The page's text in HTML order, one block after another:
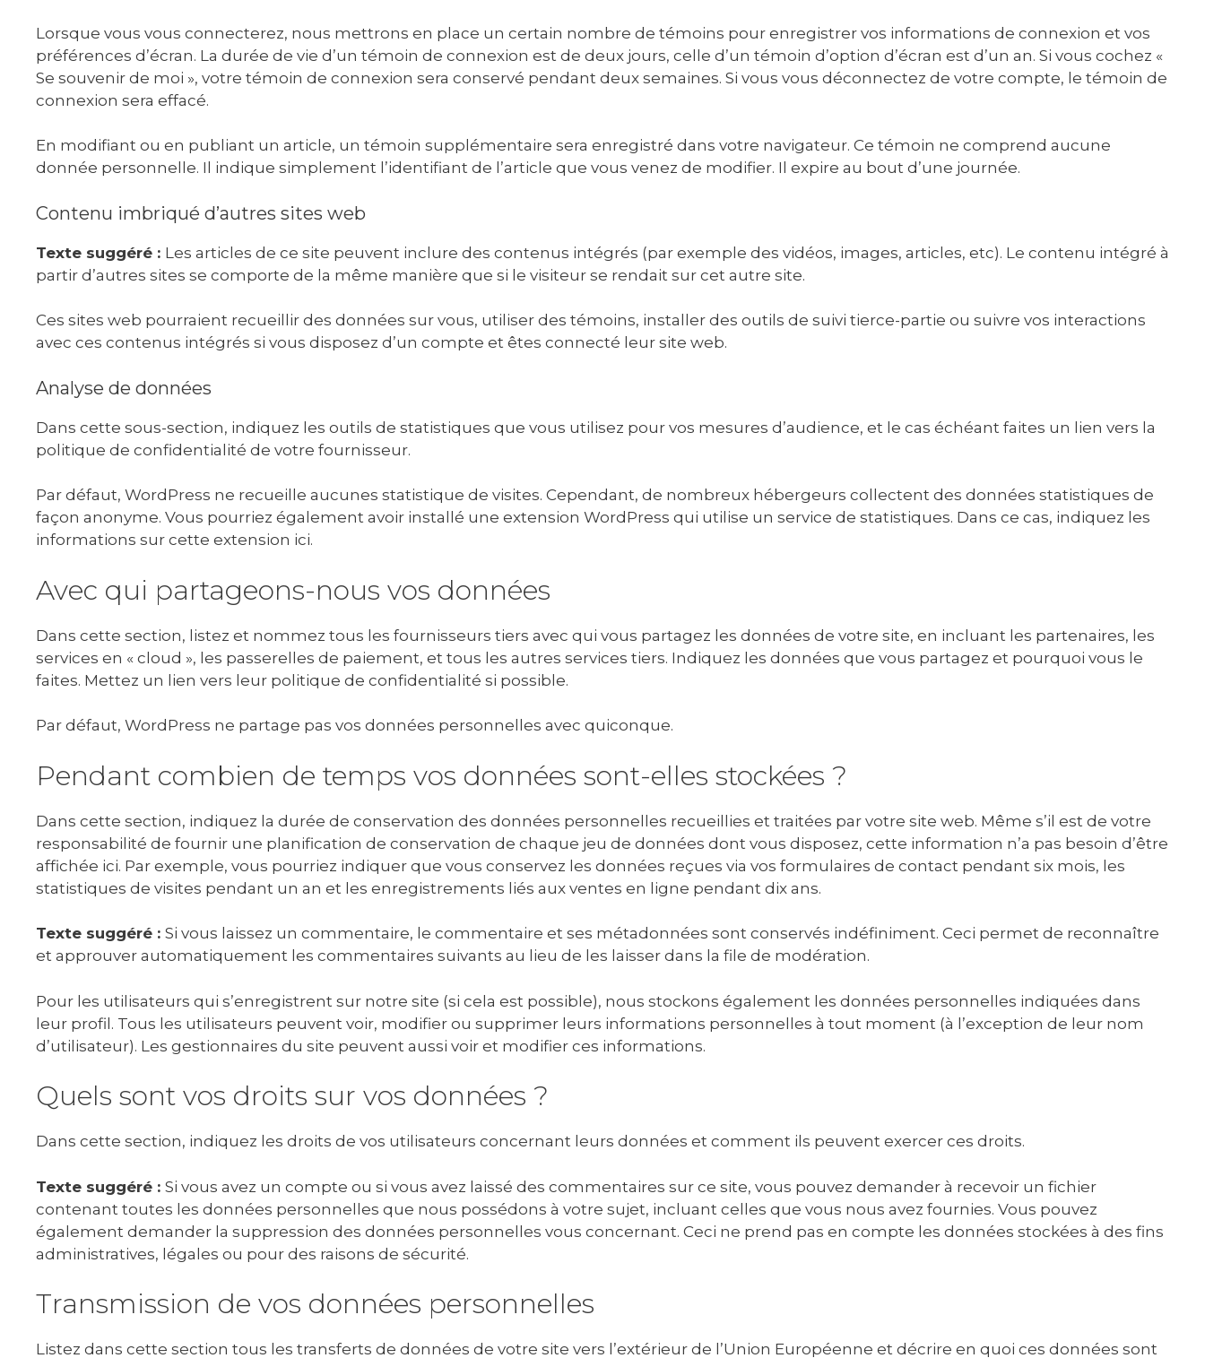
Lorsque vous vous connecterez, nous mettrons en place un certain nombre de témoins pour enregistrer vos informations de connexion et vos
préférences d’écran. La durée de vie d’un témoin de connexion est de deux jours, celle d’un témoin d’option d’écran est d’un an. Si vous cochez «
Se souvenir de moi », votre témoin de connexion sera conservé pendant deux semaines. Si vous vous déconnectez de votre compte, le témoin de
connexion sera effacé.
En modifiant ou en publiant un article, un témoin supplémentaire sera enregistré dans votre navigateur. Ce témoin ne comprend aucune
donnée personnelle. Il indique simplement l’identifiant de l’article que vous venez de modifier. Il expire au bout d’une journée.
Contenu imbriqué d’autres sites web
Texte suggéré : Les articles de ce site peuvent inclure des contenus intégrés (par exemple des vidéos, images, articles, etc). Le contenu intégré à
partir d’autres sites se comporte de la même manière que si le visiteur se rendait sur cet autre site.
Ces sites web pourraient recueillir des données sur vous, utiliser des témoins, installer des outils de suivi tierce-partie ou suivre vos interactions
avec ces contenus intégrés si vous disposez d’un compte et êtes connecté leur site web.
Analyse de données
Dans cette sous-section, indiquez les outils de statistiques que vous utilisez pour vos mesures d’audience, et le cas échéant faites un lien vers la
politique de confidentialité de votre fournisseur.
Par défaut, WordPress ne recueille aucunes statistique de visites. Cependant, de nombreux hébergeurs collectent des données statistiques de
façon anonyme. Vous pourriez également avoir installé une extension WordPress qui utilise un service de statistiques. Dans ce cas, indiquez les
informations sur cette extension ici.
Avec qui partageons-nous vos données
Dans cette section, listez et nommez tous les fournisseurs tiers avec qui vous partagez les données de votre site, en incluant les partenaires, les
services en « cloud », les passerelles de paiement, et tous les autres services tiers. Indiquez les données que vous partagez et pourquoi vous le
faites. Mettez un lien vers leur politique de confidentialité si possible.
Par défaut, WordPress ne partage pas vos données personnelles avec quiconque.
Pendant combien de temps vos données sont-elles stockées ?
Dans cette section, indiquez la durée de conservation des données personnelles recueillies et traitées par votre site web. Même s’il est de votre
responsabilité de fournir une planification de conservation de chaque jeu de données dont vous disposez, cette information n’a pas besoin d’être
affichée ici. Par exemple, vous pourriez indiquer que vous conservez les données reçues via vos formulaires de contact pendant six mois, les
statistiques de visites pendant un an et les enregistrements liés aux ventes en ligne pendant dix ans.
Texte suggéré : Si vous laissez un commentaire, le commentaire et ses métadonnées sont conservés indéfiniment. Ceci permet de reconnaître
et approuver automatiquement les commentaires suivants au lieu de les laisser dans la file de modération.
Pour les utilisateurs qui s’enregistrent sur notre site (si cela est possible), nous stockons également les données personnelles indiquées dans
leur profil. Tous les utilisateurs peuvent voir, modifier ou supprimer leurs informations personnelles à tout moment (à l’exception de leur nom
d’utilisateur). Les gestionnaires du site peuvent aussi voir et modifier ces informations.
Quels sont vos droits sur vos données ?
Dans cette section, indiquez les droits de vos utilisateurs concernant leurs données et comment ils peuvent exercer ces droits.
Texte suggéré : Si vous avez un compte ou si vous avez laissé des commentaires sur ce site, vous pouvez demander à recevoir un fichier
contenant toutes les données personnelles que nous possédons à votre sujet, incluant celles que vous nous avez fournies. Vous pouvez
également demander la suppression des données personnelles vous concernant. Ceci ne prend pas en compte les données stockées à des fins
administratives, légales ou pour des raisons de sécurité.
Transmission de vos données personnelles
Listez dans cette section tous les transferts de données de votre site vers l’extérieur de l’Union Européenne et décrire en quoi ces données sont